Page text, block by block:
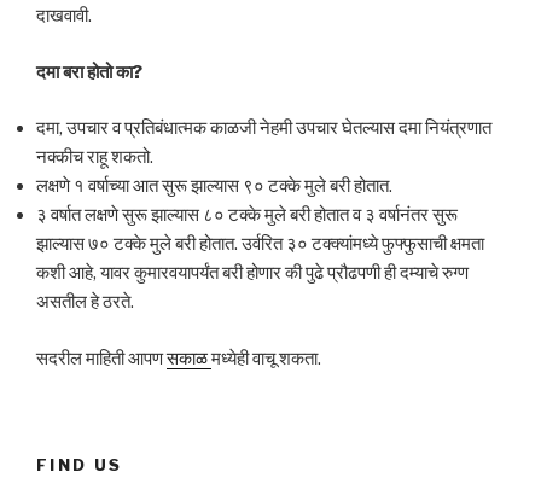
दाखवावी.
दमा बरा होतो का?
दमा, उपचार व प्रतिबंधात्मक काळजी नेहमी उपचार घेतल्यास दमा नियंत्रणात
नक्कीच राहू शकतो.
लक्षणे १ वर्षाच्या आत सुरू झाल्यास ९० टक्के मुले बरी होतात.
३ वर्षात लक्षणे सुरू झाल्यास ८० टक्के मुले बरी होतात व ३ वर्षानंतर सुरू
झाल्यास ७० टक्के मुले बरी होतात. उर्वरित ३० टक्क्यांमध्ये फुफ्फुसाची क्षमता
कशी आहे, यावर कुमारवयापर्यंत बरी होणार की पुढे प्रौढपणी ही दम्याचे रुग्ण
असतील हे ठरते.
सदरील माहिती आपणसकाळमध्येही वाचू शकता.
FIND US